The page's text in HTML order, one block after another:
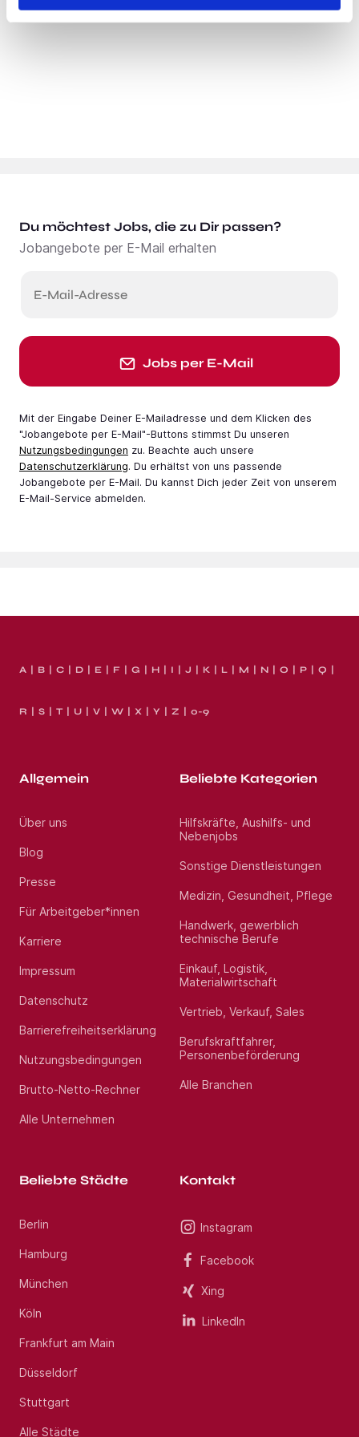
Du möchtest Jobs, die zu Dir passen?
Jobangebote per E-Mail erhalten
E-Mail-Adresse
Jobs per E-Mail
Mit der Eingabe Deiner E-Mail­adresse und dem Klicken des
"Jobangebote per E-Mail"-Buttons stimmst Du unseren
Nutzungsbedingungen zu. Beachte auch unsere
Datenschutzerklärung. Du erhältst von uns passende
Jobangebote per E-Mail. Du kannst Dich jeder Zeit von unserem
E-Mail-Service abmelden.
A B C D E F G H I J K L M N O P Q
R S T U V W X Y Z 0-9
Allgemein
Über uns
Blog
Presse
Für Arbeitgeber*innen
Karriere
Impressum
Datenschutz
Barrierefreiheitserklärung
Nutzungsbedingungen
Brutto-Netto-Rechner
Alle Unternehmen
Beliebte Kategorien
Hilfskräfte, Aushilfs- und
Nebenjobs
Sonstige Dienstleistungen
Medizin, Gesundheit, Pflege
Handwerk, gewerblich
technische Berufe
Einkauf, Logistik,
Materialwirtschaft
Vertrieb, Verkauf, Sales
Berufskraftfahrer,
Personenbeförderung
Alle Branchen
Beliebte Städte
Berlin
Hamburg
München
Köln
Frankfurt am Main
Düsseldorf
Stuttgart
Alle Städte
Kontakt
Instagram
Facebook
Xing
LinkedIn